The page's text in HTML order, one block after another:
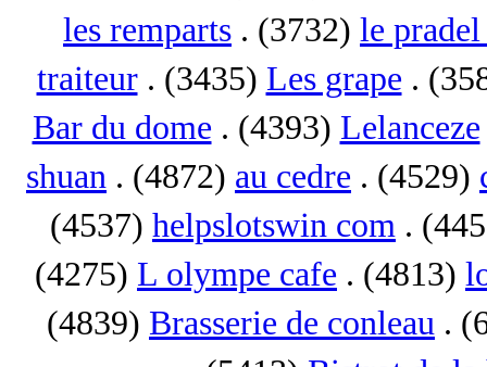
les remparts . (3732) le
traiteur. (3435) Les grape .
Bar du dome . (4393) Lelanceze
shuan . (4872) au cedre . (4529)
(4537) helpslotswin com .
(4275) L olympe cafe . (4813)
(4839) Brasserie de conleau .